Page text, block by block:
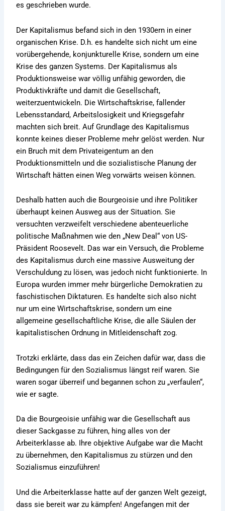
es geschrieben wurde.
Der Kapitalismus befand sich in den 1930ern in einer
organischen Krise. D.h. es handelte sich nicht um eine
vorübergehende, konjunkturelle Krise, sondern um eine
Krise des ganzen Systems. Der Kapitalismus als
Produktionsweise war völlig unfähig geworden, die
Produktivkräfte und damit die Gesellschaft,
weiterzuentwickeln. Die Wirtschaftskrise, fallender
Lebensstandard, Arbeitslosigkeit und Kriegsgefahr
machten sich breit. Auf Grundlage des Kapitalismus
konnte keines dieser Probleme mehr gelöst werden. Nur
ein Bruch mit dem Privateigentum an den
Produktionsmitteln und die sozialistische Planung der
Wirtschaft hätten einen Weg vorwärts weisen können.
Deshalb hatten auch die Bourgeoisie und ihre Politiker
überhaupt keinen Ausweg aus der Situation. Sie
versuchten verzweifelt verschiedene abenteuerliche
politische Maßnahmen wie den „New Deal“ von US-
Präsident Roosevelt. Das war ein Versuch, die Probleme
des Kapitalismus durch eine massive Ausweitung der
Verschuldung zu lösen, was jedoch nicht funktionierte. In
Europa wurden immer mehr bürgerliche Demokratien zu
faschistischen Diktaturen. Es handelte sich also nicht
nur um eine Wirtschaftskrise, sondern um eine
allgemeine gesellschaftliche Krise, die alle Säulen der
kapitalistischen Ordnung in Mitleidenschaft zog.
Trotzki erklärte, dass das ein Zeichen dafür war, dass die
Bedingungen für den Sozialismus längst reif waren. Sie
waren sogar überreif und begannen schon zu „verfaulen“,
wie er sagte.
Da die Bourgeoisie unfähig war die Gesellschaft aus
dieser Sackgasse zu führen, hing alles von der
Arbeiterklasse ab. Ihre objektive Aufgabe war die Macht
zu übernehmen, den Kapitalismus zu stürzen und den
Sozialismus einzuführen!
Und die Arbeiterklasse hatte auf der ganzen Welt gezeigt,
dass sie bereit war zu kämpfen! Angefangen mit der